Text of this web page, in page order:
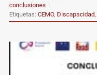
conclusiones |
Etiquetas:CEMO, Discapacidad